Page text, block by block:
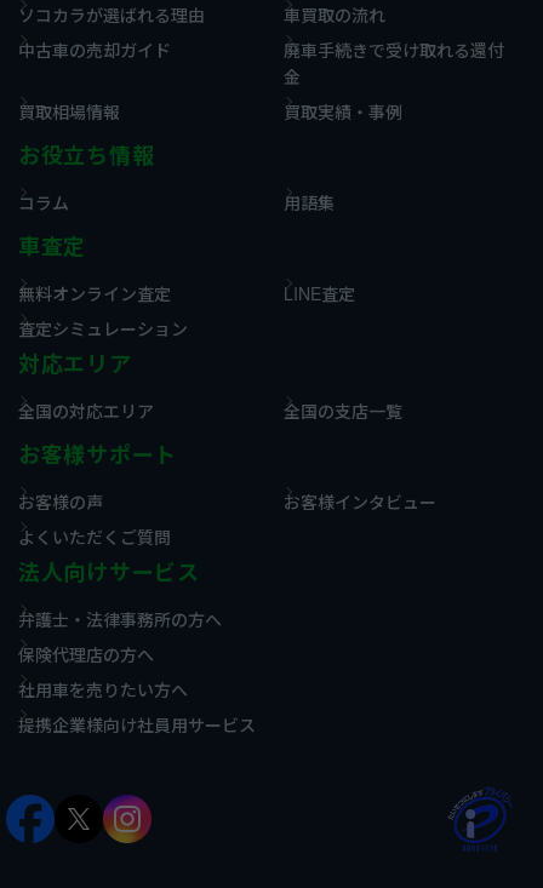
ソコカラが選ばれる理由
車買取の流れ
中古車の売却ガイド
廃車手続きで受け取れる還付
金
買取相場情報
買取実績・事例
お役立ち情報
コラム 用語集
車査定
無料オンライン査定
LINE査定
査定シミュレーション
対応エリア
全国の対応エリア 全国の支店一覧
お客様サポート
お客様の声
お客様インタビュー
よくいただくご質問
法人向けサービス
弁護士・法律事務所の方へ
保険代理店の方へ
社用車を売りたい方へ
提携企業様向け社員用サービス